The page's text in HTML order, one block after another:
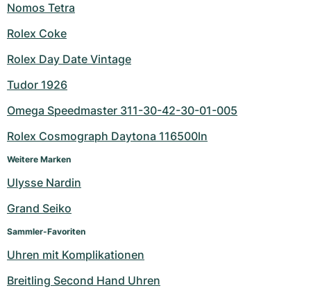
Nomos Tetra
Rolex Coke
Rolex Day Date Vintage
Tudor 1926
Omega Speedmaster 311-30-42-30-01-005
Rolex Cosmograph Daytona 116500ln
Weitere Marken
Ulysse Nardin
Grand Seiko
Sammler-Favoriten
Uhren mit Komplikationen
Breitling Second Hand Uhren